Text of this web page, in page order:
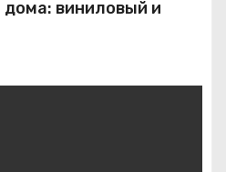
виниловый и